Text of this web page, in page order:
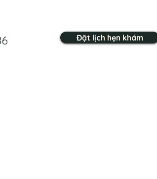
Đặt lịch hẹn khám